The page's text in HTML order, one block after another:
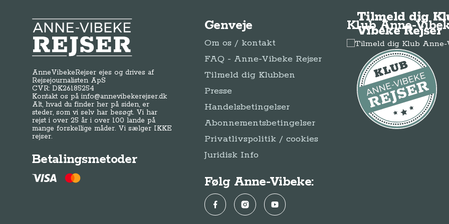
Anne-Vibeke Rejser
AnneVibekeRejser ejes og drives af
Rejsejournalisten ApS
CVR: DK26185254
Kontakt os påinfo@annevibekerejser.dk
Alt, hvad du finder her på siden, er
steder, som vi selv har besøgt. Vi har
rejst i over 25 år i over 100 lande på
mange forskellige måder. Vi sælger IKKE
rejser.
Betalingsmetoder
Genveje
Om os / kontakt
FAQ - Anne-Vibeke Rejser
Tilmeld dig Klubben
Presse
Handelsbetingelser
Abonnementsbetingelser
Privatlivspolitik / cookies
Juridisk Info
Følg Anne-Vibeke:
FacebookInstagramYouTube
Klub Anne-
Tilmeld dig
Vibeke Rejser